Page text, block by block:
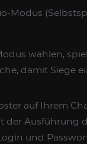
Modus
wählen,
damit Siege
auf Ihrem
der Ausführung
und